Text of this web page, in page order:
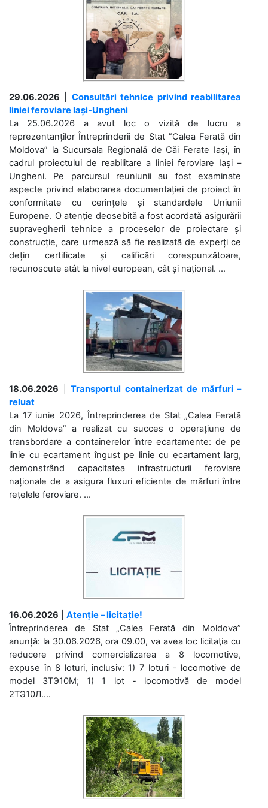
29.06.2026
Consultări tehnice privind reabilitarea
liniei feroviare Iași-Ungheni
La 25.06.2026 a avut loc o vizită de lucru a
reprezentanților Întreprinderii de Stat ”Calea Ferată din
Moldova” la Sucursala Regională de Căi Ferate Iași, în
cadrul proiectului de reabilitare a liniei feroviare Iași –
Ungheni. Pe parcursul reuniunii au fost examinate
aspecte privind elaborarea documentației de proiect în
conformitate cu cerințele și standardele Uniunii
Europene. O atenție deosebită a fost acordată asigurării
supravegherii tehnice a proceselor de proiectare și
construcție, care urmează să fie realizată de experți ce
dețin certificate și calificări corespunzătoare,
recunoscute atât la nivel european, cât și național. ...
18.06.2026
Transportul containerizat de mărfuri –
reluat
La 17 iunie 2026, Întreprinderea de Stat „Calea Ferată
din Moldova” a realizat cu succes o operațiune de
transbordare a containerelor între ecartamente: de pe
linie cu ecartament îngust pe linie cu ecartament larg,
demonstrând capacitatea infrastructurii feroviare
naționale de a asigura fluxuri eficiente de mărfuri între
rețelele feroviare. ...
16.06.2026
Atenție – licitație!
Întreprinderea de Stat „Calea Ferată din Moldova”
anunță: la 30.06.2026, ora 09.00, va avea loc licitaţia cu
reducere privind comercializarea a 8 locomotive,
expuse în 8 loturi, inclusiv: 1) 7 loturi - locomotive de
model 3ТЭ10М; 1) 1 lot - locomotivă de model
2ТЭ10Л....